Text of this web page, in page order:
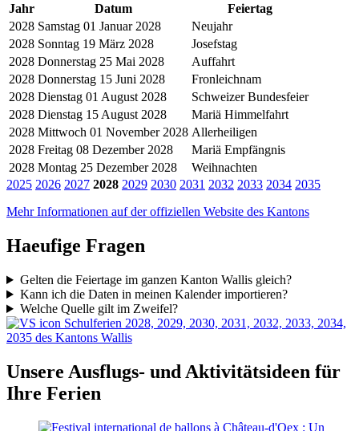
Jahr
Datum
Feiertag
2028 Samstag 01 Januar 2028
Neujahr
2028 Sonntag 19 März 2028
Josefstag
2028 Donnerstag 25 Mai 2028
Auffahrt
2028 Donnerstag 15 Juni 2028
Fronleichnam
2028 Dienstag 01 August 2028
Schweizer Bundesfeier
2028 Dienstag 15 August 2028
Mariä Himmelfahrt
2028 Mittwoch 01 November 2028 Allerheiligen
2028 Freitag 08 Dezember 2028
Mariä Empfängnis
2028 Montag 25 Dezember 2028
Weihnachten
2025 2026 2027 2028 2029 2030 2031 2032 2033 2034 2035
Mehr Informationen auf der offiziellen Website des Kantons
Haeufige Fragen
Gelten die Feiertage im ganzen Kanton Wallis gleich?
Kann ich die Daten in meinen Kalender importieren?
Welche Quelle gilt im Zweifel?
Schulferien 2028, 2029, 2030, 2031, 2032, 2033, 2034,
2035 des Kantons Wallis
Unsere Ausflugs- und Aktivitätsideen für
Ihre Ferien